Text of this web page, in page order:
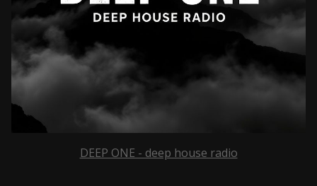
DEEP ONE - deep house radio